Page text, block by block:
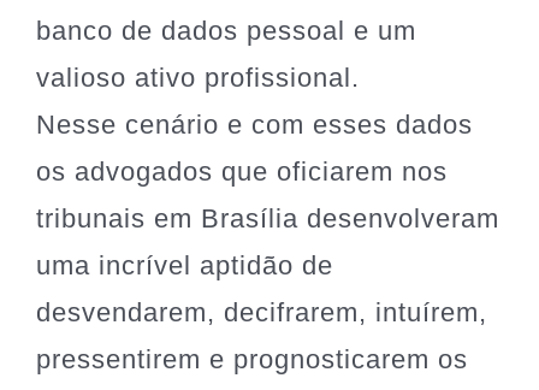
banco de dados pessoal e um
valioso ativo profissional.
Nesse cenário e com esses dados
os advogados que oficiarem nos
tribunais em Brasília desenvolveram
uma incrível aptidão de
desvendarem, decifrarem, intuírem,
pressentirem e prognosticarem os